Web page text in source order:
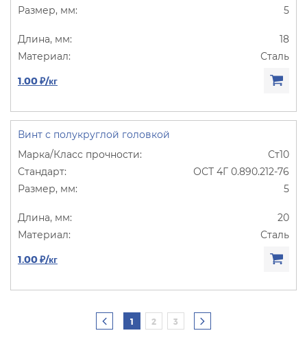
5
18
Сталь
1.00 ₽/кг
Винт с полукруглой головкой
Ст10
ОСТ 4Г 0.890.212-76
5
20
Сталь
1.00 ₽/кг
1 2 3